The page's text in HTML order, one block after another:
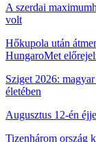
A szerdai
volt
Hőkupola után
HungaroMet
Sziget 2026:
életében
Augusztus 12-én
Tizenhárom ország